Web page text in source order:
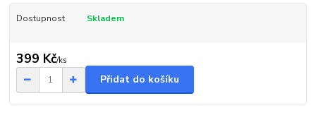
Dostupnost Skladem
399 Kč/ks
Přidat do košíku